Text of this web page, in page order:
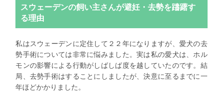
スウェーデンの飼い主さんが避妊・去勢を躊躇す
る理由
私はスウェーデンに定住して２２年になりますが、愛犬の去
勢手術については非常に悩みました。実は私の愛犬は、ホル
モンの影響による行動がしばしば度を越していたのです。結
局、去勢手術はすることにしましたが、決意に至るまでに一
年ほどかかりました。